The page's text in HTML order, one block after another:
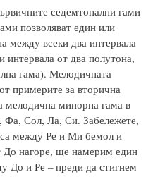
седемтонални гами
позволяват един или
между всеки два интервала
интервала от два полутона,
гама). Мелодичната
примерите за вторична
мелодична минорна гама в
Сол, Ла, Си. Забележете,
са между Ре и Ми бемол и
нагоре, ще намерим един
До и Ре – преди да стигнем